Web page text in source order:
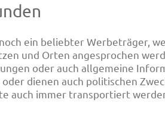
ein beliebter Werbeträger,
und Orten angesprochen
oder auch allgemeine
dienen auch politischen
auch immer transportiert